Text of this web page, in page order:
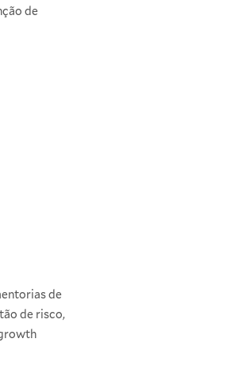
de
de
de risco,